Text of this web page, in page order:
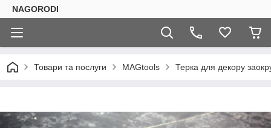
NAGORODI
Товари та послуги MAGtools Терка для декору